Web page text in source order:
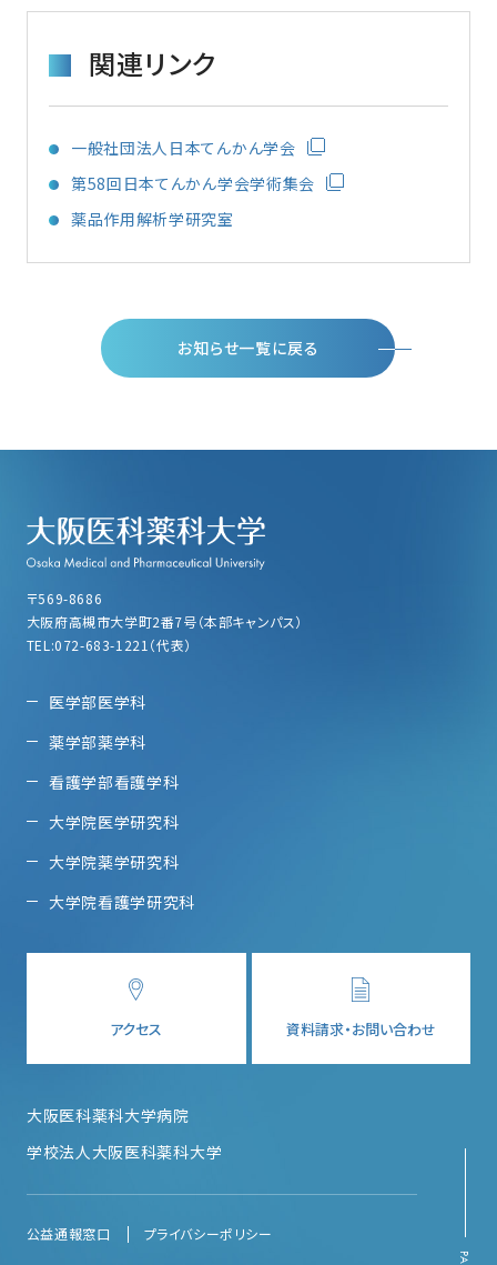
関連リンク
一般社団法人日本てんかん学会
第58回日本てんかん学会学術集会
薬品作用解析学研究室
お知らせ一覧に戻る
〒569-8686
大阪府高槻市大学町2番7号（本部キャンパス）
TEL:072-683-1221（代表）
医学部医学科
薬学部薬学科
看護学部看護学科
大学院医学研究科
大学院薬学研究科
大学院看護学研究科
アクセス 資料請求・お問い合わせ
大阪医科薬科大学病院
学校法人大阪医科薬科大学
公益通報窓口 プライバシーポリシー